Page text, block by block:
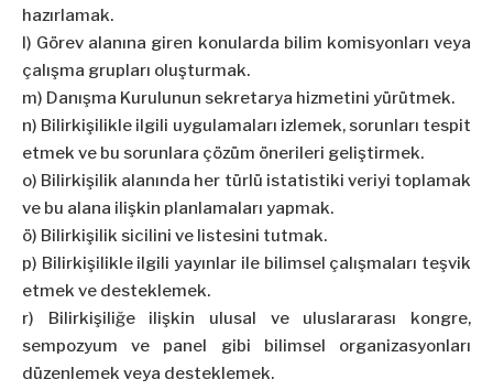
hazırlamak.
l) Görev alanına giren konularda bilim komisyonları veya
çalışma grupları oluşturmak.
m) Danışma Kurulunun sekretarya hizmetini yürütmek.
n) Bilirkişilikle ilgili uygulamaları izlemek, sorunları tespit
etmek ve bu sorunlara çözüm önerileri geliştirmek.
o) Bilirkişilik alanında her türlü istatistiki veriyi toplamak
ve bu alana ilişkin planlamaları yapmak.
ö) Bilirkişilik sicilini ve listesini tutmak.
p) Bilirkişilikle ilgili yayınlar ile bilimsel çalışmaları teşvik
etmek ve desteklemek.
r) Bilirkişiliğe ilişkin ulusal ve uluslararası kongre,
sempozyum ve panel gibi bilimsel organizasyonları
düzenlemek veya desteklemek.